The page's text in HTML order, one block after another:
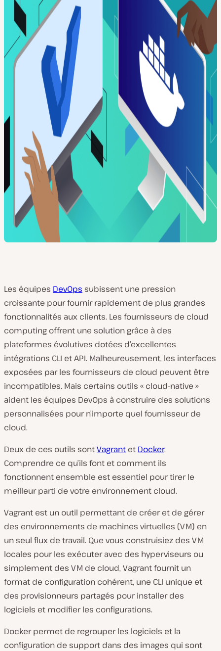
Les équipes DevOps subissent une pression
croissante pour fournir rapidement de plus grandes
fonctionnalités aux clients. Les fournisseurs de cloud
computing offrent une solution grâce à des
plateformes évolutives dotées d’excellentes
intégrations CLI et API. Malheureusement, les interfaces
exposées par les fournisseurs de cloud peuvent être
incompatibles. Mais certains outils « cloud-native »
aident les équipes DevOps à construire des solutions
personnalisées pour n’importe quel fournisseur de
cloud.
Deux de ces outils sontVagrant et Docker.
Comprendre ce qu’ils font et comment ils
fonctionnent ensemble est essentiel pour tirer le
meilleur parti de votre environnement cloud.
Vagrant est un outil permettant de créer et de gérer
des environnements de machines virtuelles (VM) en
un seul flux de travail. Que vous construisiez des VM
locales pour les exécuter avec des hyperviseurs ou
simplement des VM de cloud, Vagrant fournit un
format de configuration cohérent, une CLI unique et
des provisionneurs partagés pour installer des
logiciels et modifier les configurations.
Docker permet de regrouper les logiciels et la
configuration de support dans des images qui sont